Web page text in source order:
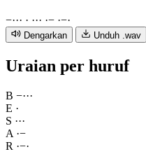
−··· · ··· ·− ·−·
Dengarkan Unduh .wav
Uraian per huruf
B −···
E ·
S ···
A ·−
R ·−·